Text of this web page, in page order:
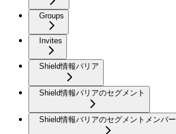
Groups
Invites
Shield情報バリア
Shield情報バリアのセグメント
Shield情報バリアのセグメントメンバー